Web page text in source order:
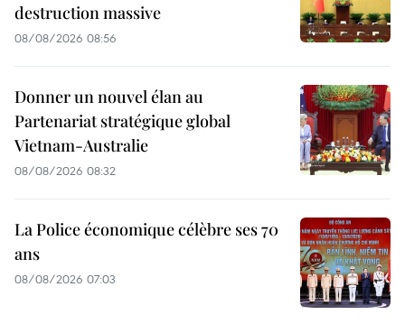
destruction massive
08/08/2026 08:56
Donner un nouvel élan au
Partenariat stratégique global
Vietnam-Australie
08/08/2026 08:32
La Police économique célèbre ses 70
ans
08/08/2026 07:03